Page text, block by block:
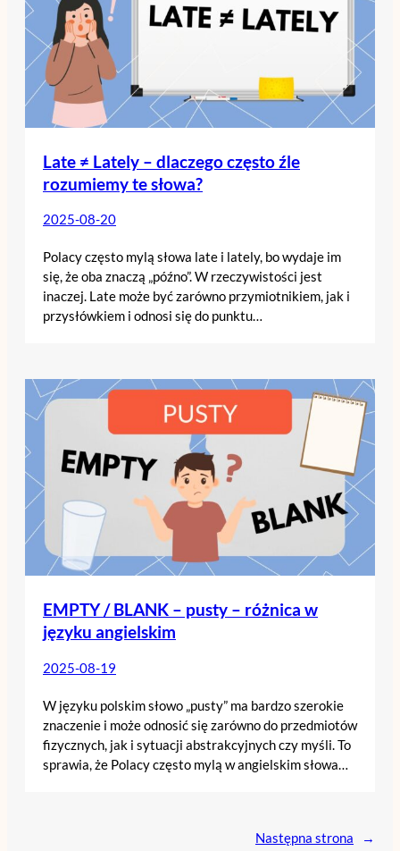
Late ≠ Lately – dlaczego często źle
rozumiemy te słowa?
2025-08-20
Polacy często mylą słowa late i lately, bo wydaje im
się, że oba znaczą „późno”. W rzeczywistości jest
inaczej. Late może być zarówno przymiotnikiem, jak i
przysłówkiem i odnosi się do punktu…
EMPTY / BLANK – pusty – różnica w
języku angielskim
2025-08-19
W języku polskim słowo „pusty” ma bardzo szerokie
znaczenie i może odnosić się zarówno do przedmiotów
fizycznych, jak i sytuacji abstrakcyjnych czy myśli. To
sprawia, że Polacy często mylą w angielskim słowa…
Następna strona →